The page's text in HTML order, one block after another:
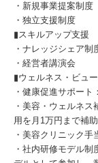
・新規事業提案制度
・独立支援制度
▮スキルアップ支援
・ナレッジシェア制
・経営者講演会
▮ウェルネス・ビュ
・健康促進サポー
・美容・ウェルネ
用を月1万円まで補助
・美容クリニック
・社内研修モデル